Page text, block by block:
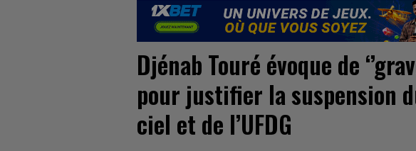
Djénab Touré évoque de
pour justifier la suspension
ciel et de l’UFDG